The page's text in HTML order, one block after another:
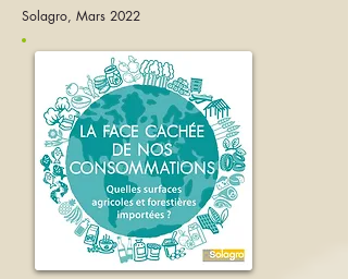
Solagro, Mars 2022